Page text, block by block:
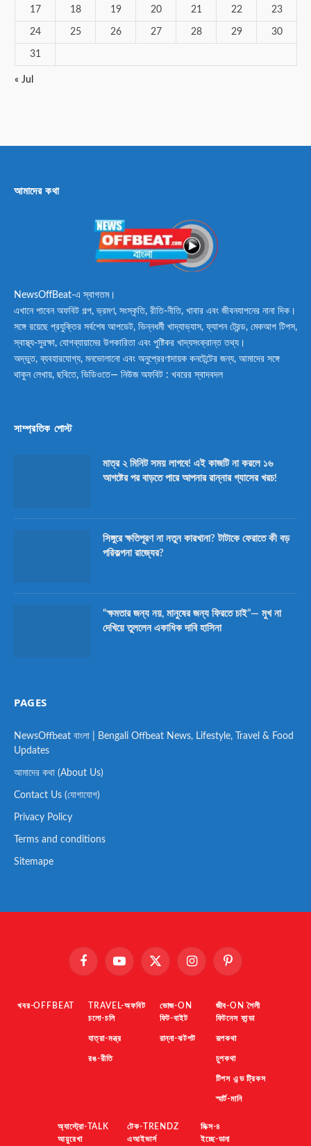
17 18 19 20 21 22 23
24 25 26 27 28 29 30
31
« Jul
আমাদের কথা
NewsOffBeat-এ স্বাগতম।
এখানে পাবেন অফবিট গল্প, ভ্রমণ, সংস্কৃতি, রীতি-নীতি, খাবার এবং জীবনযাপনের নানা দিক।
সঙ্গে রয়েছে প্রযুক্তির সর্বশেষ আপডেট, ভিন্নধর্মী খাদ্যাভ্যাস, ফ্যাশন ট্রেন্ড, মেকআপ টিপস,
স্বাস্থ্য-সুরক্ষা, যোগব্যায়ামের উপকারিতা এবং পুষ্টিকর খাদ্যসংক্রান্ত তথ্য।
অদ্ভুত, ব্যবহারযোগ্য, মনভোলানো এবং অনুপ্রেরণাদায়ক কনটেন্টের জন্য, আমাদের সঙ্গে
থাকুন লেখায়, ছবিতে, ভিডিওতে— নিউজ অফবিট : খবরের স্বাদবদল
সাম্প্রতিক পোস্ট
মাত্র ২ মিনিট সময় লাগবে! এই কাজটি না করলে ১৬
আগষ্টের পর বাড়তে পারে আপনার রান্নার গ্যাসের খরচ!
সিঙ্গুরে ক্ষতিপূরণ না নতুন কারখানা? টাটাকে ফেরাতে কী বড়
পরিকল্পনা রাজ্যের?
“ক্ষমতার জন্য নয়, মানুষের জন্য ফিরতে চাই”— মুখ না
দেখিয়ে তুললেন একাধিক দাবি হাসিনা
PAGES
NewsOffbeat বাংলা | Bengali Offbeat News, Lifestyle, Travel & Food
Updates
আমাদের কথা (About Us)
Contact Us (যোগাযোগ)
Privacy Policy
Terms and conditions
Sitemape
FacebookYouTube X
InstagramPinterest
খবর-OFFBEAT
TRAVEL-অফবিট
চলো-চলি
যাত্রা-মন্ত্র
রঙ-রীতি
ভোজ-ON
ফিট-বাইট
রান্না-ঝটপট
জীব-ON শৈলী
ফিটনেস ফান্ডা
রূপকথা
চুপকথা
টিপস এন্ড ট্রিকস
স্মার্ট-মানি
অ্যাস্ট্রো-TALK
আয়ুরেখা
টেক-TRENDZ
এআইভার্স
মিক্স-৪
ইচ্ছে-ডানা